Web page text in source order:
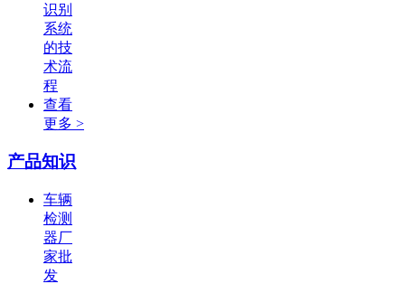
识别
系统
的技
术流
程
查看
更多 >
产品知识
车辆
检测
器厂
家批
发